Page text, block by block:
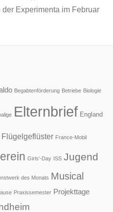
Experimenta im Februar
Begabtenförderung Betriebe Biologie
Elternbrief England
Flügelgeflüster France-Mobil
Girls'-Day ISS Jugend
des Monats Musical
Praxissemester Projekttage